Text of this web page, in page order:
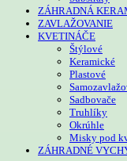
ZÁHRADNÁ
ZAVLAŽOVANIE
KVETINÁČE
Štýlové
Keramické
Plastové
Sadbovače
Truhlíky
Okrúhle
Misky pod
ZÁHRADNÉ